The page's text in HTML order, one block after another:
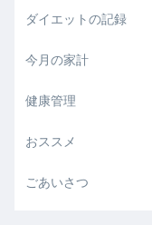
ダイエットの記録
今月の家計
健康管理
おススメ
ごあいさつ